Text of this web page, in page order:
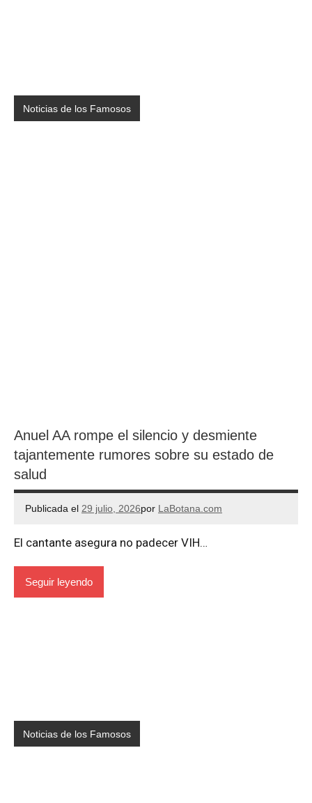
Noticias de los Famosos
Anuel AA rompe el silencio y desmiente
tajantemente rumores sobre su estado de
salud
Publicada el 29 julio, 2026por LaBotana.com
El cantante asegura no padecer VIH…
Seguir leyendo
Noticias de los Famosos